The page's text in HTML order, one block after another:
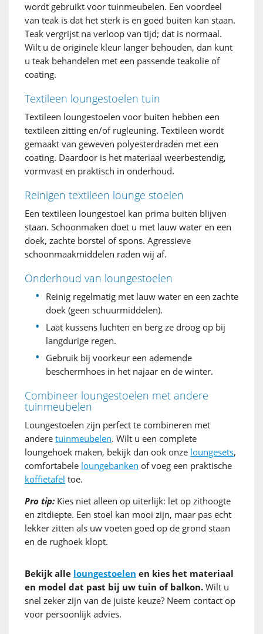
wordt gebruikt voor tuinmeubelen. Een voordeel
van teak is dat het sterk is en goed buiten kan staan.
Teak vergrijst na verloop van tijd; dat is normaal.
Wilt u de originele kleur langer behouden, dan kunt
u teak behandelen met een passende teakolie of
coating.
Textileen loungestoelen tuin
Textileen loungestoelen voor buiten hebben een
textileen zitting en/of rugleuning. Textileen wordt
gemaakt van geweven polyesterdraden met een
coating. Daardoor is het materiaal weerbestendig,
vormvast en praktisch in onderhoud.
Reinigen textileen lounge stoelen
Een textileen loungestoel kan prima buiten blijven
staan. Schoonmaken doet u met lauw water en een
doek, zachte borstel of spons. Agressieve
schoonmaakmiddelen raden wij af.
Onderhoud van loungestoelen
Reinig regelmatig met lauw water en een zachte
doek (geen schuurmiddelen).
Laat kussens luchten en berg ze droog op bij
langdurige regen.
Gebruik bij voorkeur een ademende
beschermhoes in het najaar en de winter.
Combineer loungestoelen met andere
tuinmeubelen
Loungestoelen zijn perfect te combineren met
andere tuinmeubelen. Wilt u een complete
loungehoek maken, bekijk dan ook onze loungesets,
comfortabele loungebanken of voeg een praktische
koffietafel toe.
Pro tip: Kies niet alleen op uiterlijk: let op zithoogte
en zitdiepte. Een stoel kan mooi zijn, maar pas echt
lekker zitten als uw voeten goed op de grond staan
en de rughoek klopt.
Bekijk alle loungestoelen en kies het materiaal
en model dat past bij uw tuin of balkon. Wilt u
snel zeker zijn van de juiste keuze? Neem contact op
voor persoonlijk advies.